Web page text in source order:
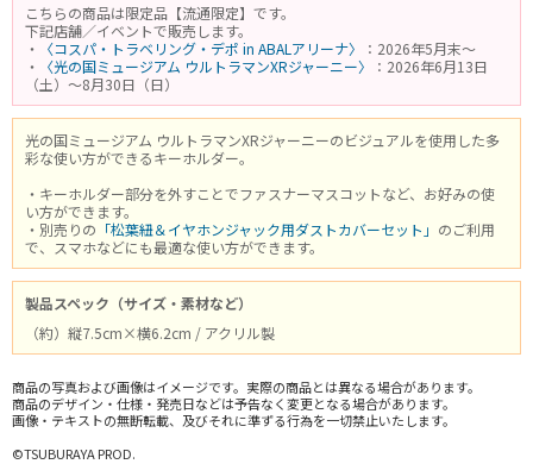
こちらの商品は限定品【流通限定】です。
下記店舗／イベントで販売します。
・
〈コスパ・トラベリング・デポ in ABALアリーナ〉
：2026年5月末～
・
〈光の国ミュージアム ウルトラマンXRジャーニー〉
：2026年6月13日
（土）～8月30日（日）
光の国ミュージアム ウルトラマンXRジャーニーのビジュアルを使用した多
彩な使い方ができるキーホルダー。
・キーホルダー部分を外すことでファスナーマスコットなど、お好みの使
い方ができます。
・別売りの 「松葉紐＆イヤホンジャック用ダストカバーセット」 のご利用
で、スマホなどにも最適な使い方ができます。
製品スペック（サイズ・素材など）
（約）縦7.5cm×横6.2cm / アクリル製
商品の写真および画像はイメージです。実際の商品とは異なる場合があります。
商品のデザイン・仕様・発売日などは予告なく変更となる場合があります。
画像・テキストの無断転載、及びそれに準ずる行為を一切禁止いたします。
©TSUBURAYA PROD.